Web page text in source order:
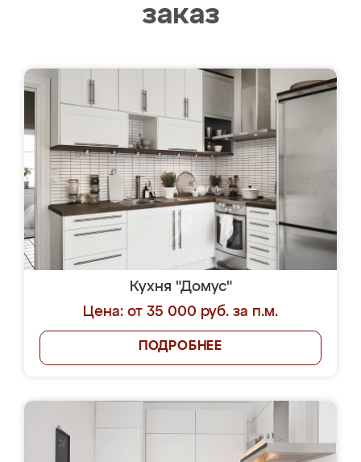
заказ
Кухня "Домус"
Цена: от 35 000 руб. за п.м.
ПОДРОБНЕЕ